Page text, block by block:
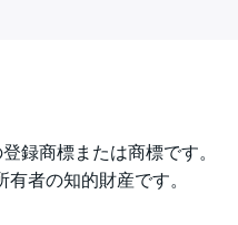
録商標または商標です。
者の知的財産です。